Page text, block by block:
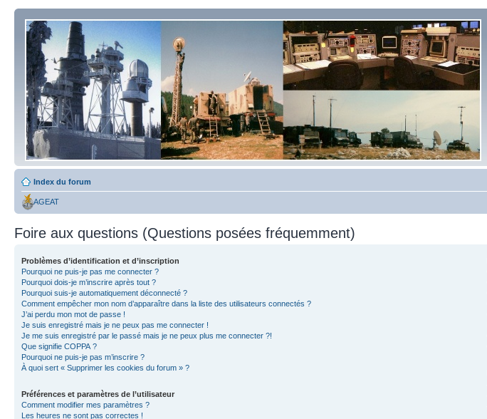
Index du forum
AGEAT
Foire aux questions (Questions posées fréquemment)
Problèmes d’identification et d’inscription
Pourquoi ne puis-je pas me connecter ?
Pourquoi dois-je m’inscrire après tout ?
Pourquoi suis-je automatiquement déconnecté ?
Comment empêcher mon nom d’apparaître dans la liste des utilisateurs connectés ?
J’ai perdu mon mot de passe !
Je suis enregistré mais je ne peux pas me connecter !
Je me suis enregistré par le passé mais je ne peux plus me connecter ?!
Que signifie COPPA ?
Pourquoi ne puis-je pas m’inscrire ?
À quoi sert « Supprimer les cookies du forum » ?
Préférences et paramètres de l’utilisateur
Comment modifier mes paramètres ?
Les heures ne sont pas correctes !